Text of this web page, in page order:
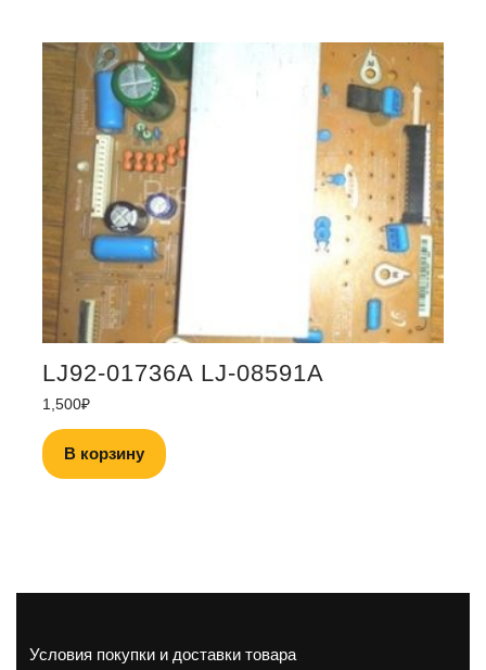
LJ92-01736A LJ-08591A
1,500₽
В корзину
Условия покупки и доставки товара